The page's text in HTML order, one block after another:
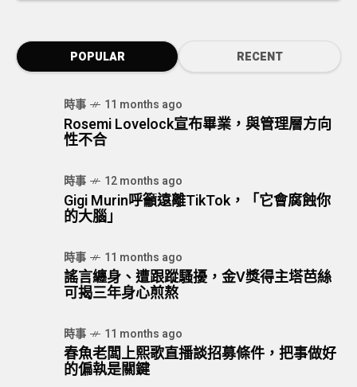
POPULAR RECENT
時事 11 months ago
Rosemi Lovelock宣布畢業，與管理層方向
性不合
時事 12 months ago
Gigi Murin呼籲遠離TikTok，「它會腐蝕你
的大腦」
時事 11 months ago
謠言纏身、遭跟蹤騷擾，金V獎得主塔芭絲
可揭三年身心煎熬
時事 11 months ago
春魚老闆上熙歌直播談招募條件，把事做好
的偏執是關鍵